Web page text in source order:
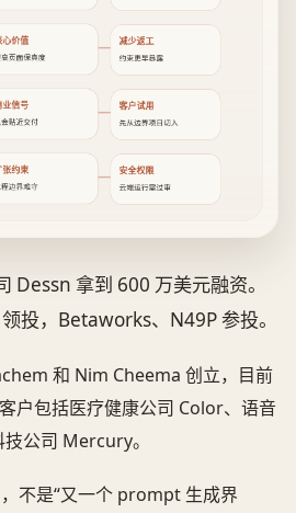
心价值
高页面保真度
减少返工
约束更早暴露
业信号
会贴近交付
客户试用
先从边界项目切入
张约束
程边界难守
安全权限
云端运行需过审
Dessn 拿到 600 万美元融资。
投，Betaworks、N49P 参投。
和 Nim Cheema 创立，目前
户包括医疗健康公司 Color、语音
公司 Mercury。
不是“又一个 prompt 生成界